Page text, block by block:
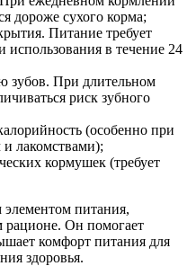
дороже сухого корма;
Питание требует
использования в течение 24
зубов. При длительном
риск зубного
(особенно при
лакомствами);
кормушек (требует
питания,
рационе. Он помогает
комфорт питания для
здоровья.